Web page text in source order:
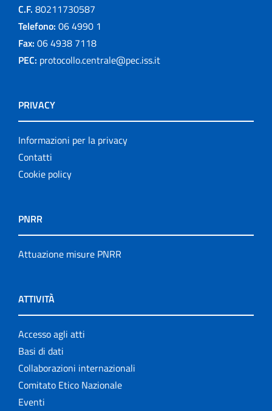
C.F. 80211730587
Telefono: 06 4990 1
Fax: 06 4938 7118
PEC: protocollo.centrale@pec.iss.it
PRIVACY
Informazioni per la privacy
Contatti
Cookie policy
PNRR
Attuazione misure PNRR
ATTIVITÀ
Accesso agli atti
Basi di dati
Collaborazioni internazionali
Comitato Etico Nazionale
Eventi